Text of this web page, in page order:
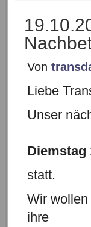
Von
Liebe
Unser
Diemstag
statt.
Wir
ihre